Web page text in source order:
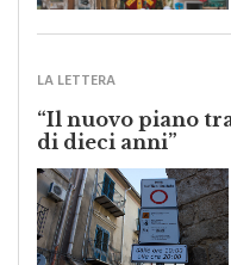
LA LETTERA
“Il nuovo piano
di dieci anni”